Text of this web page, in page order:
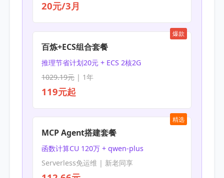
20元/3月
爆款
百炼+ECS组合套餐
推理节省计划20元 + ECS 2核2G
1029.19元| 1年
119元起
精选
MCP Agent搭建套餐
函数计算CU 120万 + qwen-plus
Serverless免运维 | 新老同享